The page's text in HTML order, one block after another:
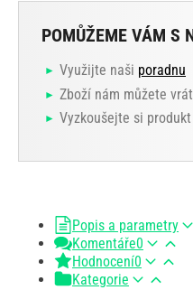
POMŮŽEME VÁM S
Využijte naši poradnu
Zboží nám můžete
Vyzkoušejte si
Popis a parametry
Komentáře0
Hodnocení0
Kategorie